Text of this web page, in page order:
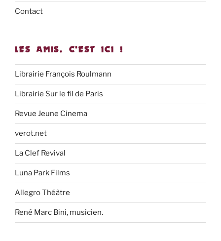
Contact
LES AMIS, C’EST ICI !
Librairie François Roulmann
Librairie Sur le fil de Paris
Revue Jeune Cinema
verot.net
La Clef Revival
Luna Park Films
Allegro Théâtre
René Marc Bini, musicien.